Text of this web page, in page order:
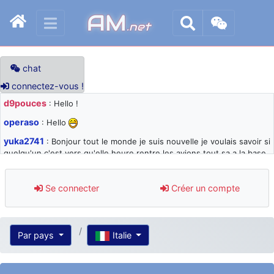
AM.net
chat
connectez-vous !
d9pouces : Hello !
operaso : Hello
yuka2741 : Bonjour tout le monde je suis nouvelle je voulais savoir si
quelqu'un c'est vers qu'elle heure rentre les avions tout sa a la base
d9pouces: désolé pour les quelques blocages du site ces derniers
jours : je teste des méthodes contre le spam et les bots trop nocifs
paxwax: Super, la nouvelle bannière
d9pouces: je suis un avion@,._,+ > lesquels ? je ne suis pas sûr de
comprendre
Se connecter Créer un compte
Par pays Italie